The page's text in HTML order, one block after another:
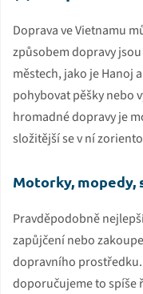
Doprava ve Vietnamu
způsobem dopravy jsou
městech, jako je Hanoj
pohybovat pěšky nebo
hromadné dopravy je
složitější se v ní
Motorky, mopedy,
Pravděpodobně
zapůjčení nebo
dopravního prostředku.
doporučujeme to spíše